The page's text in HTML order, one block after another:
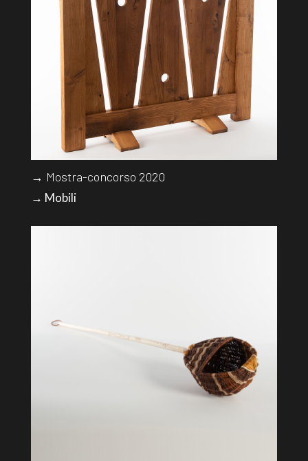
→ Mostra-concorso 2020
→ Mobili